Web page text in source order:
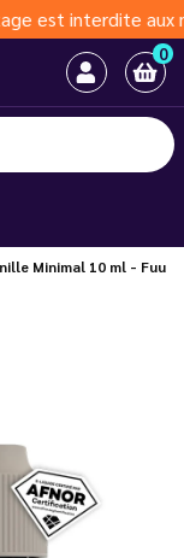
aux moins
0
Minimal 10 ml - Fuu